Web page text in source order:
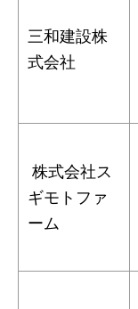
三和建設株
式会社
株式会社ス
ギモトファ
ーム